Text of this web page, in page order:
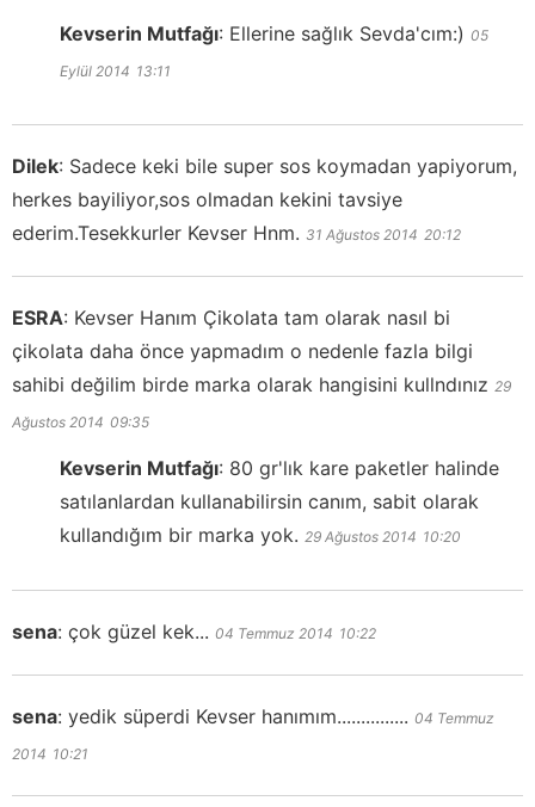
Kevserin Mutfağı: Ellerine sağlık Sevda'cım:) 05
Eylül 2014 13:11
Dilek: Sadece keki bile super sos koymadan yapiyorum,
herkes bayiliyor,sos olmadan kekini tavsiye
ederim.Tesekkurler Kevser Hnm. 31 Ağustos 2014 20:12
ESRA: Kevser Hanım Çikolata tam olarak nasıl bi
çikolata daha önce yapmadım o nedenle fazla bilgi
sahibi değilim birde marka olarak hangisini kullndınız 29
Ağustos 2014 09:35
Kevserin Mutfağı: 80 gr'lık kare paketler halinde
satılanlardan kullanabilirsin canım, sabit olarak
kullandığım bir marka yok. 29 Ağustos 2014 10:20
sena: çok güzel kek... 04 Temmuz 2014 10:22
sena: yedik süperdi Kevser hanımım............... 04 Temmuz
2014 10:21